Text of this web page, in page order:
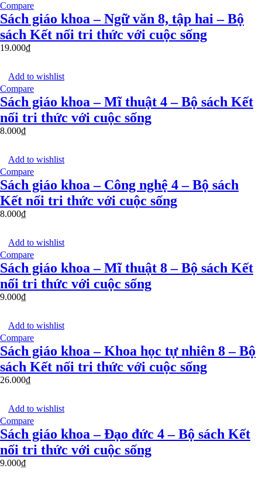
Compare
Sách giáo khoa – Ngữ văn 8, tập hai – Bộ
sách Kết nối tri thức với cuộc sống
19.000₫
Add to wishlist
Compare
Sách giáo khoa – Mĩ thuật 4 – Bộ sách Kết
nối tri thức với cuộc sống
8.000₫
Add to wishlist
Compare
Sách giáo khoa – Công nghệ 4 – Bộ sách
Kết nối tri thức với cuộc sống
8.000₫
Add to wishlist
Compare
Sách giáo khoa – Mĩ thuật 8 – Bộ sách Kết
nối tri thức với cuộc sống
9.000₫
Add to wishlist
Compare
Sách giáo khoa – Khoa học tự nhiên 8 – Bộ
sách Kết nối tri thức với cuộc sống
26.000₫
Add to wishlist
Compare
Sách giáo khoa – Đạo đức 4 – Bộ sách Kết
nối tri thức với cuộc sống
9.000₫